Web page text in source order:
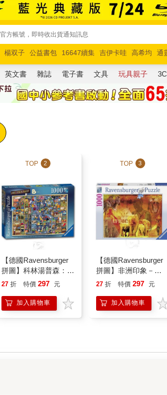
楊双子 公益書包 16647續集 吉伊卡哇 高希均
通
攤新作 馬斯克 玩具總動員5 超慢跑
英文書 雜誌 電子書 文具 玩具親子
TOP 2
【德國Ravensburger
拼圖】科林湯普森：字
母B－1000片
27 折 特價 297 元
加入購物車
TOP 3
【德國Ravensburger
拼圖】非洲印象－
1000片Afrika
27 折 特價 297 元
加入購物車